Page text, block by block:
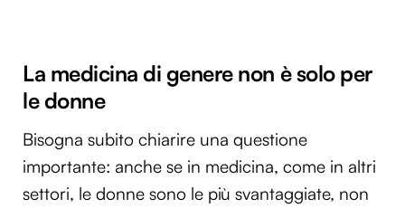
La medicina di genere non è solo per
le donne
Bisogna subito chiarire una questione
importante: anche se in medicina, come in altri
settori, le donne sono le più svantaggiate, non